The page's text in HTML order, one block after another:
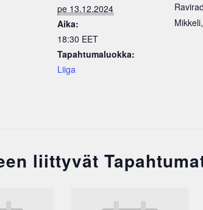
pe 13.12.2024
Aika:
18:30 EET
Tapahtumaluokka:
Liiga
Mikkeli,
liittyvät